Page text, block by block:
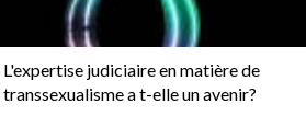
L'expertise judiciaire en matière de
transsexualisme a t-elle un avenir?